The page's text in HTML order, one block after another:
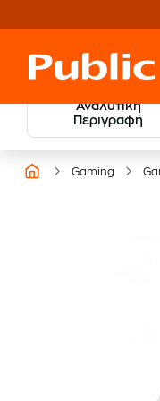
Αναλυτική
Περιγραφή
Gaming